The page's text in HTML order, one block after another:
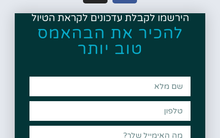
הירשמו לקבלת עדכונים לקראת הטיול
להכיר את הבהאמס
טוב יותר